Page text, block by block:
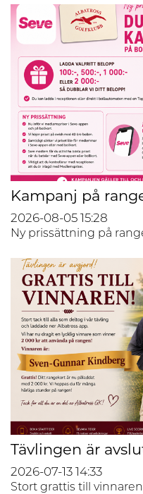
Kampanj på
2026-08-05 15:28
Ny prissättning på
Tävlingen är
2026-07-13 14:33
Stort grattis till